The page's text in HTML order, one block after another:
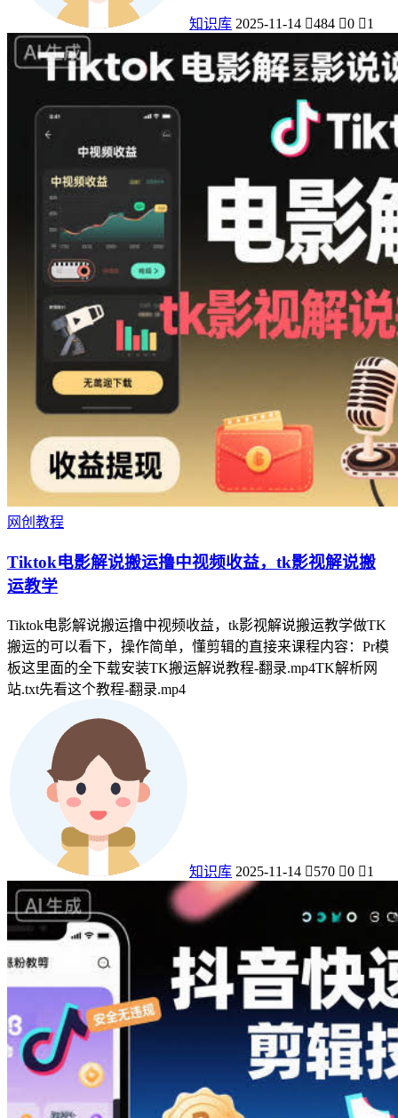
知识库 2025-11-14 484 0 1
网创教程
Tiktok电影解说搬运撸中视频收益，tk影视解说搬
运教学
Tiktok电影解说搬运撸中视频收益，tk影视解说搬运教学做TK
搬运的可以看下，操作简单，懂剪辑的直接来课程内容：Pr模
板这里面的全下载安装TK搬运解说教程-翻录.mp4TK解析网
站.txt先看这个教程-翻录.mp4
知识库 2025-11-14 570 0 1